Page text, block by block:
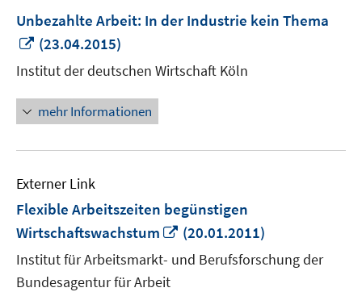
Unbezahlte Arbeit: In der Industrie kein Thema
In
neuem
Fenster
öffnen
(23.04.2015)
Institut der deutschen Wirtschaft Köln
mehr Informationen
Externer Link
Flexible Arbeitszeiten begünstigen
Wirtschaftswachstum
In
neuem
Fenster
(20.01.2011)
Institut für Arbeitsmarkt- und Berufsforschung der
Bundesagentur für Arbeit